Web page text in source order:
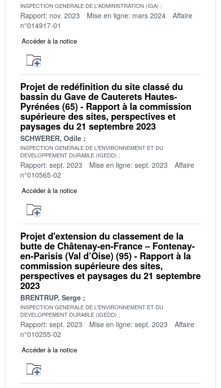
INSPECTION GENERALE DE L'ADMINISTRATION (IGA)
Rapport: nov. 2023 Mise en ligne: mars 2024
Affaire
n°014917-01
Accéder à la notice
Projet de redéfinition du site classé du
bassin du Gave de Cauterets Hautes-
Pyrénées (65) - Rapport à la commission
supérieure des sites, perspectives et
paysages du 21 septembre 2023
SCHWERER, Odile
INSPECTION GENERALE DE L'ENVIRONNEMENT ET DU
DEVELOPPEMENT DURABLE (IGEDD)
Rapport: sept. 2023 Mise en ligne: sept. 2023
Affaire
n°010565-02
Accéder à la notice
Projet d'extension du classement de la
butte de Châtenay-en-France – Fontenay-
en-Parisis (Val d’Oise) (95) - Rapport à la
commission supérieure des sites,
perspectives et paysages du 21 septembre
2023
BRENTRUP, Serge
INSPECTION GENERALE DE L'ENVIRONNEMENT ET DU
DEVELOPPEMENT DURABLE (IGEDD)
Rapport: sept. 2023 Mise en ligne: sept. 2023
Affaire
n°010255-02
Accéder à la notice